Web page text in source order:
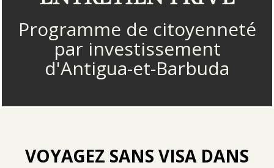
Programme de citoyenneté
par investissement
d'Antigua-et-Barbuda
VOYAGEZ SANS VISA DANS